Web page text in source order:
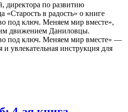
директора по развитию
«Старость в радость» о книге
под ключ. Меняем мир вместе»,
движением Даниловцы.
под ключ. Меняем мир вместе» —
увлекательная инструкция для